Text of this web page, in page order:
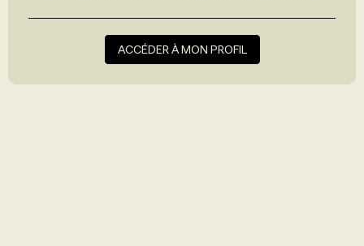
ACCÉDER À MON PROFIL